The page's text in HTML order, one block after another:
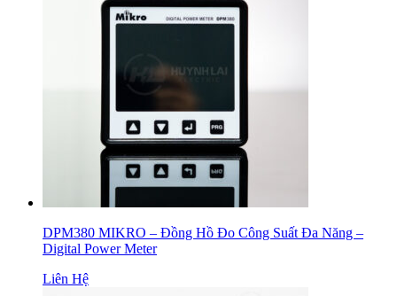
DPM380 MIKRO – Đồng Hồ Đo Công Suất Đa Năng –
Digital Power Meter
Liên Hệ